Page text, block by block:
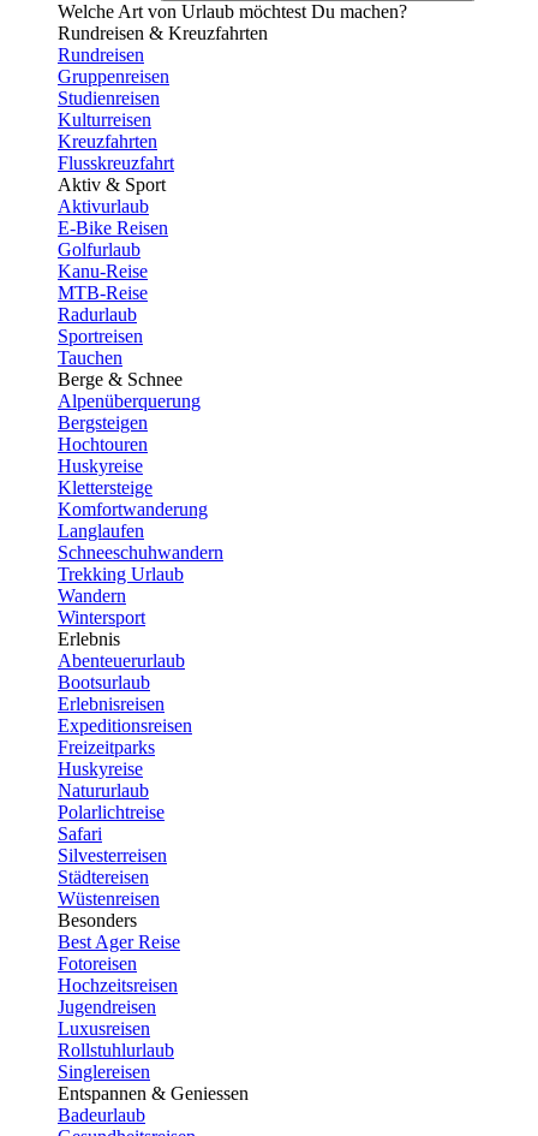
Welche Art von Urlaub möchtest Du machen?
Rundreisen & Kreuzfahrten
Rundreisen
Gruppenreisen
Studienreisen
Kulturreisen
Kreuzfahrten
Flusskreuzfahrt
Aktiv & Sport
Aktivurlaub
E-Bike Reisen
Golfurlaub
Kanu-Reise
MTB-Reise
Radurlaub
Sportreisen
Tauchen
Berge & Schnee
Alpenüberquerung
Bergsteigen
Hochtouren
Huskyreise
Klettersteige
Komfortwanderung
Langlaufen
Schneeschuhwandern
Trekking Urlaub
Wandern
Wintersport
Erlebnis
Abenteuerurlaub
Bootsurlaub
Erlebnisreisen
Expeditionsreisen
Freizeitparks
Huskyreise
Natururlaub
Polarlichtreise
Safari
Silvesterreisen
Städtereisen
Wüstenreisen
Besonders
Best Ager Reise
Fotoreisen
Hochzeitsreisen
Jugendreisen
Luxusreisen
Rollstuhlurlaub
Singlereisen
Entspannen & Geniessen
Badeurlaub